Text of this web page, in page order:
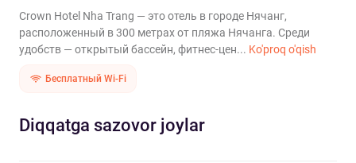
Crown Hotel Nha Trang — это отель в городе Нячанг,
расположенный в 300 метрах от пляжа Нячанга. Среди
удобств — открытый бассейн, фитнес-цен... Ko'proq o'qish
Бесплатный Wi-Fi
Diqqatga sazovor joylar